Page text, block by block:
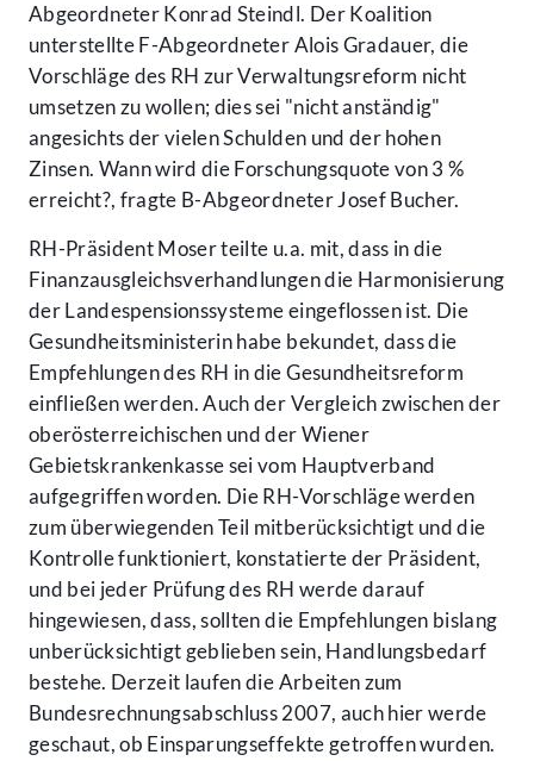
Abgeordneter Konrad Steindl. Der Koalition
unterstellte F-Abgeordneter Alois Gradauer, die
Vorschläge des RH zur Verwaltungsreform nicht
umsetzen zu wollen; dies sei "nicht anständig"
angesichts der vielen Schulden und der hohen
Zinsen. Wann wird die Forschungsquote von 3 %
erreicht?, fragte B-Abgeordneter Josef Bucher.
RH-Präsident Moser teilte u.a. mit, dass in die
Finanzausgleichsverhandlungen die Harmonisierung
der Landespensionssysteme eingeflossen ist. Die
Gesundheitsministerin habe bekundet, dass die
Empfehlungen des RH in die Gesundheitsreform
einfließen werden. Auch der Vergleich zwischen der
oberösterreichischen und der Wiener
Gebietskrankenkasse sei vom Hauptverband
aufgegriffen worden. Die RH-Vorschläge werden
zum überwiegenden Teil mitberücksichtigt und die
Kontrolle funktioniert, konstatierte der Präsident,
und bei jeder Prüfung des RH werde darauf
hingewiesen, dass, sollten die Empfehlungen bislang
unberücksichtigt geblieben sein, Handlungsbedarf
bestehe. Derzeit laufen die Arbeiten zum
Bundesrechnungsabschluss 2007, auch hier werde
geschaut, ob Einsparungseffekte getroffen wurden.